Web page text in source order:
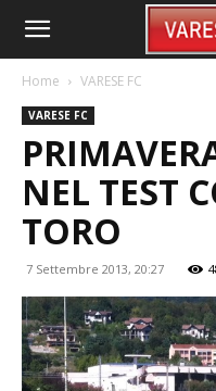
Home VARESE FC
VARESE FC
NEL TEST
TORO
7 Settembre 2013, 20:27